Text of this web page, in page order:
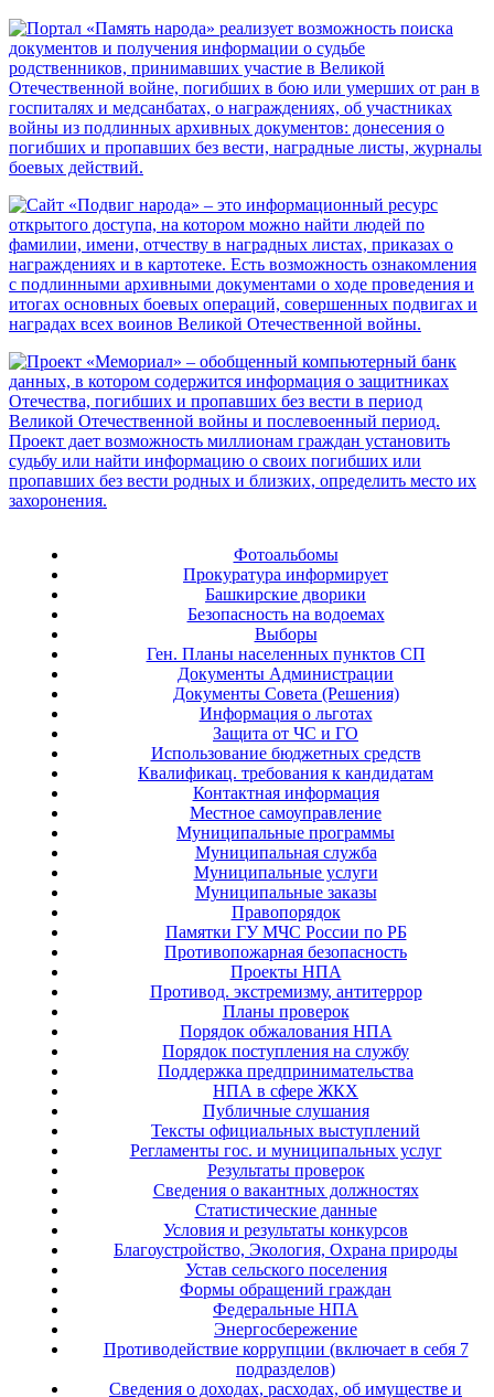
Фотоальбомы
Прокуратура информирует
Башкирские дворики
Безопасность на водоемах
Выборы
Ген. Планы населенных пунктов СП
Документы Администрации
Документы Совета (Решения)
Информация о льготах
Защита от ЧС и ГО
Использование бюджетных средств
Квалификац. требования к кандидатам
Контактная информация
Местное самоуправление
Муниципальные программы
Муниципальная служба
Муниципальные услуги
Муниципальные заказы
Правопорядок
Памятки ГУ МЧС России по РБ
Противопожарная безопасность
Проекты НПА
Противод. экстремизму, антитеррор
Планы проверок
Порядок обжалования НПА
Порядок поступления на службу
Поддержка предпринимательства
НПА в сфере ЖКХ
Публичные слушания
Тексты официальных выступлений
Регламенты гос. и муниципальных услуг
Результаты проверок
Сведения о вакантных должностях
Статистические данные
Условия и результаты конкурсов
Благоустройство, Экология, Охрана природы
Устав сельского поселения
Формы обращений граждан
Федеральные НПА
Энергосбережение
Противодействие коррупции (включает в себя 7
подразделов)
Сведения о доходах, расходах, об имуществе и